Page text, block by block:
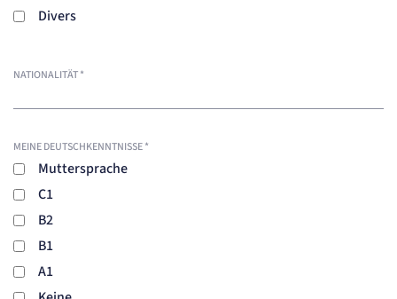
Divers
NATIONALITÄT*
MEINE DEUTSCHKENNTNISSE*
Muttersprache
C1
B2
B1
A1